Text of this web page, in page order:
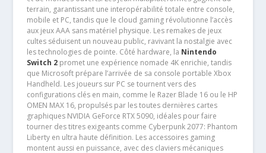
terrain, garantissant une interopérabilité totale entre console,
mobile et PC, tandis que le cloud gaming révolutionne l’accès
aux jeux AAA sans matériel physique. Les remakes de jeux
cultes séduisent un nouveau public, ravivant la nostalgie avec
les technologies de pointe. Côté hardware, la Nintendo
Switch 2promet une expérience nomade 4K enrichie, tandis
que Microsoft prépare l’arrivée de sa console portable Xbox
Handheld. Les joueurs sur PC se tournent vers des
configurations clés en main, comme le Razer Blade 16 ou le HP
OMEN MAX 16, propulsés par les toutes dernières cartes
graphiques NVIDIA GeForce RTX 5090, idéales pour faire
tourner des titres exigeants comme Cyberpunk 2077: Phantom
Liberty en ultra haute définition. Les accessoires gaming
montent aussi en puissance, avec des claviers mécaniques